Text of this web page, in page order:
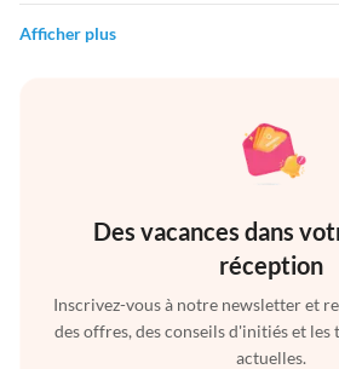
Afficher plus
Des vacances dans
réception
Inscrivez-vous à notre newsletter et
des offres, des conseils d'initiés et les
actuelles.